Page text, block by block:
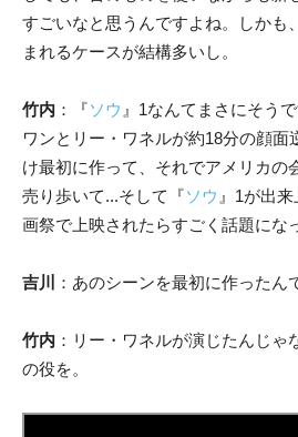
すごいなと思うんですよね。しかも
まれるケースが結構多いし。
竹内 ：『ソウ 』1なんてまさにそう
ワンとリー・ワネルが約18分の顔面
け最初に作って、それでアメリカの
売り歩いて...そして『ソウ 』1が出
画祭で上映されたらすごく話題にな
吉川 ：あのシーンを最初に作ったん
竹内 ：リー・ワネルが演じたんじ
の役を。